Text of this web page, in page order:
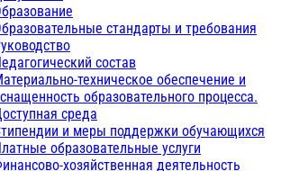
стандарты и требования
состав
техническое обеспечение и
образовательного процесса.
среда
и меры поддержки обучающихся
образовательные услуги
хозяйственная деятельность